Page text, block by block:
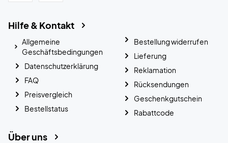
Hilfe & Kontakt
Allgemeine
Geschäftsbedingungen
Datenschutzerklärung
FAQ
Preisvergleich
Bestellstatus
Bestellung widerrufen
Lieferung
Reklamation
Rücksendungen
Geschenkgutschein
Rabattcode
Über uns